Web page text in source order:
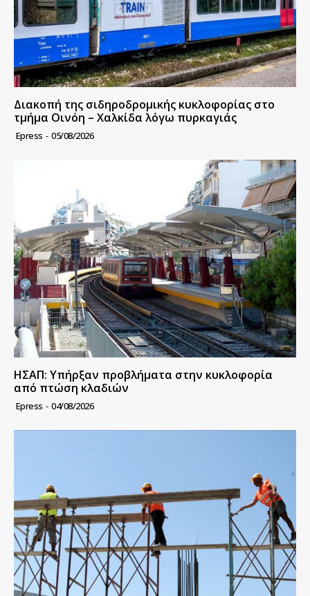
Διακοπή της σιδηροδρομικής κυκλοφορίας στο
τμήμα Οινόη – Χαλκίδα λόγω πυρκαγιάς
Epress - 05/08/2026
ΗΣΑΠ: Υπήρξαν προβλήματα στην κυκλοφορία
από πτώση κλαδιών
Epress - 04/08/2026